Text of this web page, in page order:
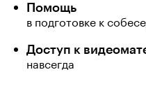
Помощь
в подготовке к
Доступ к
навсегда